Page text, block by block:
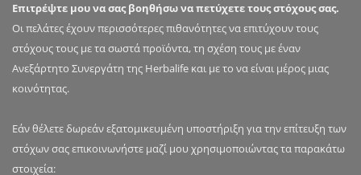
Επιτρέψτε μου να σας βοηθήσω να πετύχετε τους στόχους σας.
Οι πελάτες έχουν περισσότερες πιθανότητες να επιτύχουν τους
στόχους τους με τα σωστά προϊόντα, τη σχέση τους με έναν
Ανεξάρτητο Συνεργάτη της Herbalife και με το να είναι μέρος μιας
κοινότητας.
Εάν θέλετε δωρεάν εξατομικευμένη υποστήριξη για την επίτευξη των
στόχων σας επικοινωνήστε μαζί μου χρησιμοποιώντας τα παρακάτω
στοιχεία: